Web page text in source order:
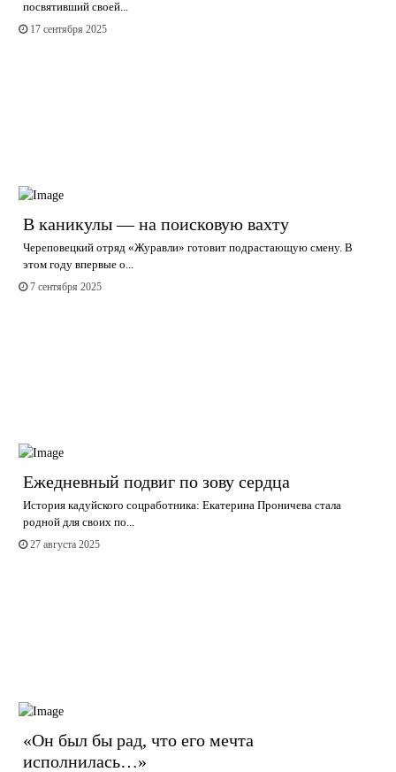
посвятивший своей...
17 сентября 2025
В каникулы — на поисковую вахту
Череповецкий отряд «Журавли» готовит подрастающую смену. В
этом году впервые о...
7 сентября 2025
Ежедневный подвиг по зову сердца
История кадуйского соцработника: Екатерина Проничева стала
родной для своих по...
27 августа 2025
«Он был бы рад, что его мечта
исполнилась…»